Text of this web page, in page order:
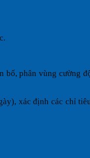
bố, phân vùng cường
xác định các chỉ